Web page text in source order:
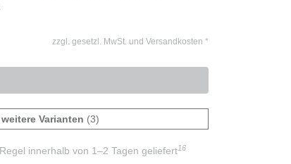
zzgl. gesetzl. MwSt. und Versandkosten *
weitere Varianten (3)
innerhalb von 1–2 Tagen geliefert16